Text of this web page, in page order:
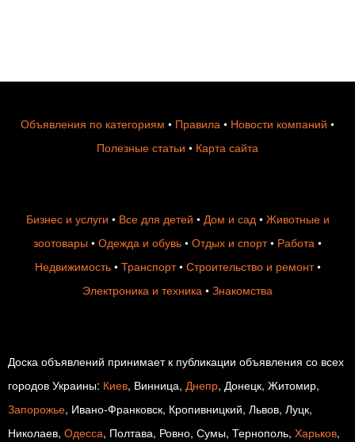
Объявления по категориям • Правила • Новости компаний •
Полезные статьи • Карта сайта
Бизнес и услуги • Все для детей • Дом и сад• Животные и
зоотовары • Одежда и обувь • Отдых и спорт• Работа •
Недвижимость• Транспорт• Строительство и ремонт•
Электроника и техника • Знакомства
Доска объявлений принимает к публикации объявления со всех
городов Украины: Киев, Винница, Днепр, Донецк, Житомир,
Запорожье, Ивано-Франковск, Кропивницкий, Львов, Луцк,
Николаев, Одесса, Полтава, Ровно, Сумы, Тернополь, Харьков,